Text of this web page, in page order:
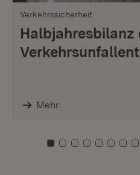
Verkehrssicherheit
Halbjahresbilanz
Mehr
Zu Kachel: 0
Zu Kachel: 1
Zu Kachel: 2
ZuZuZuZu